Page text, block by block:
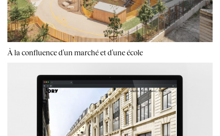
À la confluence d'un marché et d'une école